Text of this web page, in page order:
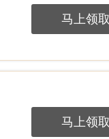
马上领取
马上领取